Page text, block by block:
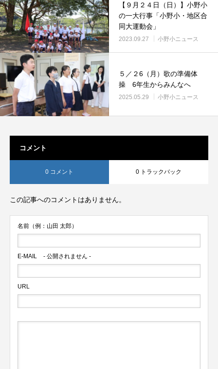
【９月２４日（日）】小野小
の一大行事「小野小・地区合
同大運動会」
2023.09.27 小野小ニュース
５／２6（月）歌の準備体
操 6年生からみんなへ
2025.05.29 小野小ニュース
コメント
0 コメント 0 トラックバック
この記事へのコメントはありません。
名前（例：山田 太郎）
E-MAIL - 公開されません -
URL